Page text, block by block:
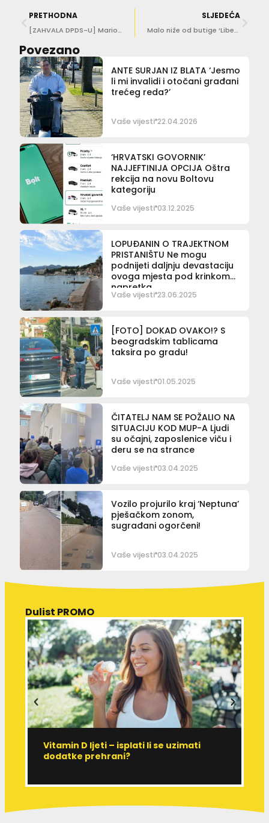
PRETHODNA
[ZAHVALA DPDS-U] Mario Obuljen: ‘Čestitam svim aktivnim sudionicima u očuvanju kulturne baštine’
SLJEDEĆA
Malo niže od butige ‘Libertina’ se urušio zid, prolaznici pozivaju na oprez
Povezano
ANTE SURJAN IZ BLATA ‘Jesmo
li mi invalidi i otočani građani
trećeg reda?’
Vaše vijesti 22.04.2026
‘HRVATSKI GOVORNIK’
NAJJEFTINIJA OPCIJA Oštra
rekcija na novu Boltovu
kategoriju
Vaše vijesti 03.12.2025
LOPUĐANIN O TRAJEKTNOM
PRISTANIŠTU Ne mogu
podnijeti daljnju devastaciju
ovoga mjesta pod krinkom
napretka
Vaše vijesti 23.06.2025
[FOTO] DOKAD OVAKO!? S
beogradskim tablicama
taksira po gradu!
Vaše vijesti 01.05.2025
ČITATELJ NAM SE POŽALIO NA
SITUACIJU KOD MUP-A Ljudi
su očajni, zaposlenice viču i
deru se na strance
Vaše vijesti 03.04.2025
Vozilo projurilo kraj ‘Neptuna’
pješačkom zonom,
sugrađani ogorčeni!
Vaše vijesti 03.04.2025
Dulist PROMO
Vitamin D ljeti – isplati li se uzimati
dodatke prehrani?